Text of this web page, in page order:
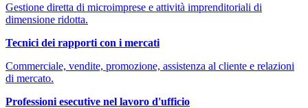
Gestione diretta di microimprese e attività imprenditoriali di
dimensione ridotta.
Tecnici dei rapporti con i mercati
Commerciale, vendite, promozione, assistenza al cliente e relazioni
di mercato.
Professioni esecutive nel lavoro d'ufficio